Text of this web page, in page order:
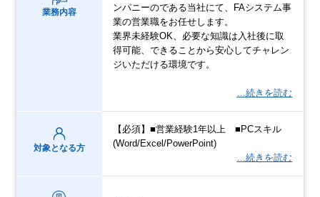
業務内容
ンパニーのである当社にて、FAシステム事
業の営業職をお任せします。
業界未経験OK、必要な知識は⼊社後に取
得可能、できることから安⼼してチャレン
ジいただける環境です。
…続きを読む
対象となる方
【必須】■営業経験1年以上 ■PCスキル
(Word/Excel/PowerPoint)
…続きを読む